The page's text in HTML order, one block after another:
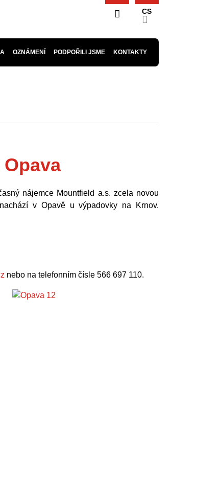
CS
OZNÁMENÍ PODPOŘILI JSME KONTAKTY
nájemce Mountfield a.s. zcela novou
v Opavě u výpadovky na Krnov.
nebo na telefonním čísle 566 697 110.